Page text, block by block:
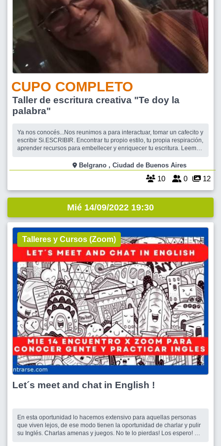
CUPO COMPLETO
Taller de escritura creativa "Te doy la
palabra"
Ya nos conocés...Nos reunimos a para interactuar, tomar un cafecito y
escribir Si.ESCRIBIR. Encontrar tu propio estilo, tu propia respiración,
aprender recursos para embellecer y enriquecer tu escritura. Leemos
fundamentales... Un espacio de creatividad. Solamente para vos. Pod
Belgrano , Ciudad de Buenos Aires
10 0 12
Mié 14/09/2022 19:30
Talleres y Cursos (Zoom)
Let´s meet and chat in English !
En esta oportunidad lo hacemos extensivo para aquellas personas
que viven lejos, de ese modo tienen la oportunidad de charlar y pulir
su Inglés. Charlas amenas y juegos. No te lo pierdas! Los espero! SE